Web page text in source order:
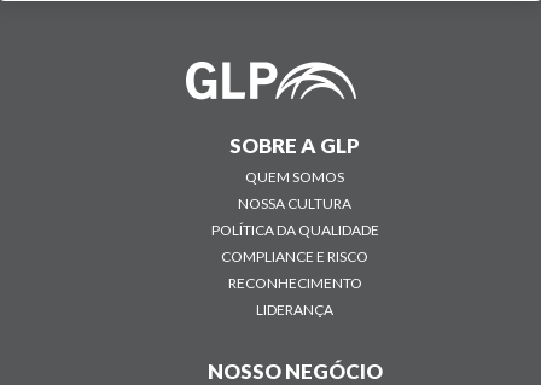
SOBRE A GLP
QUEM SOMOS
NOSSA CULTURA
POLÍTICA DA QUALIDADE
COMPLIANCE E RISCO
RECONHECIMENTO
LIDERANÇA
NOSSO NEGÓCIO